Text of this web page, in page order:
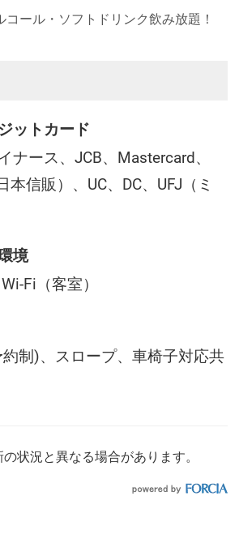
ール・ソフトドリンク飲み放題！
ットカード
ナース、JCB、Mastercard、
本信販）、UC、DC、UFJ（ミ
境
Fi（客室）
制)、スロープ、車椅子対応共
状況と異なる場合があります。